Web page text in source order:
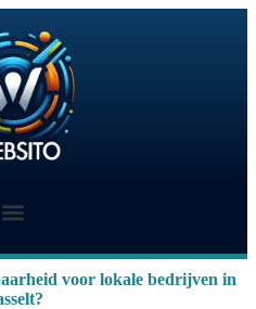
voor lokale bedrijven in